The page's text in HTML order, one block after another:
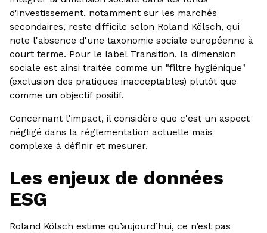
d'investissement, notamment sur les marchés
secondaires, reste difficile selon Roland Kölsch, qui
note l'absence d'une taxonomie sociale européenne à
court terme. Pour le label Transition, la dimension
sociale est ainsi traitée comme un "filtre hygiénique"
(exclusion des pratiques inacceptables) plutôt que
comme un objectif positif.
Concernant l'impact, il considère que c'est un aspect
négligé dans la réglementation actuelle mais
complexe à définir et mesurer.
Les enjeux de données
ESG
Roland Kölsch estime qu’aujourd’hui, ce n’est pas